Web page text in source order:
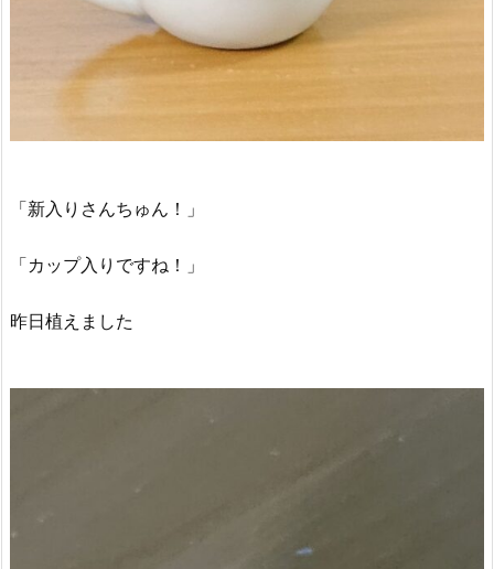
「新入りさんちゅん！」
「カップ入りですね！」
昨日植えました